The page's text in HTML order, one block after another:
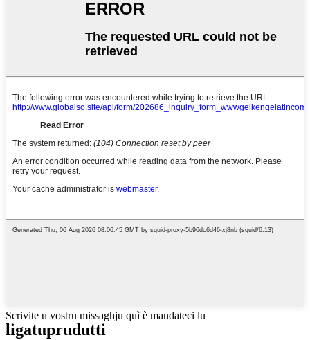
Scrivite u vostru missaghju quì è mandateci lu
ligatuprudutti